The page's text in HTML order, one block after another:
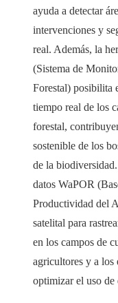
ayuda a detectar
intervenciones y
real. Además, la
(Sistema de
Forestal) posibilita
tiempo real de los
forestal,
sostenible de los
de la
datos WaPOR
Productividad del
satelital para
en los campos de
agricultores y a los
optimizar el uso de